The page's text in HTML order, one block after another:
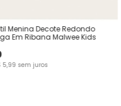
Menina Decote Redondo
Em Ribana Malwee Kids
5,99 sem juros